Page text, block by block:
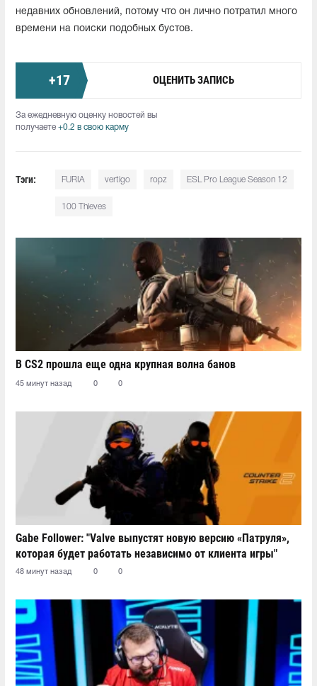
недавних обновлений, потому что он лично потратил много
времени на поиски подобных бустов.
+17 ОЦЕНИТЬ ЗАПИСЬ
За ежедневную оценку новостей вы
получаете +0.2 в свою карму
Тэги: FURIA vertigo ropz ESL Pro League Season 12
100 Thieves
В CS2 прошла еще одна крупная волна банов
45 минут назад 0 0
Gabe Follower: "Valve выпустят новую версию «Патруля»,
которая будет работать независимо от клиента игры"
48 минут назад 0 0